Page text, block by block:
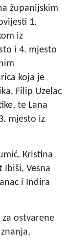
županijskim
1.
iz
i 4. mjesto
koja je
Filip Uzelac
te Lana
mjesto iz
Kristina
Ibiši, Vesna
i Indira
ostvarene